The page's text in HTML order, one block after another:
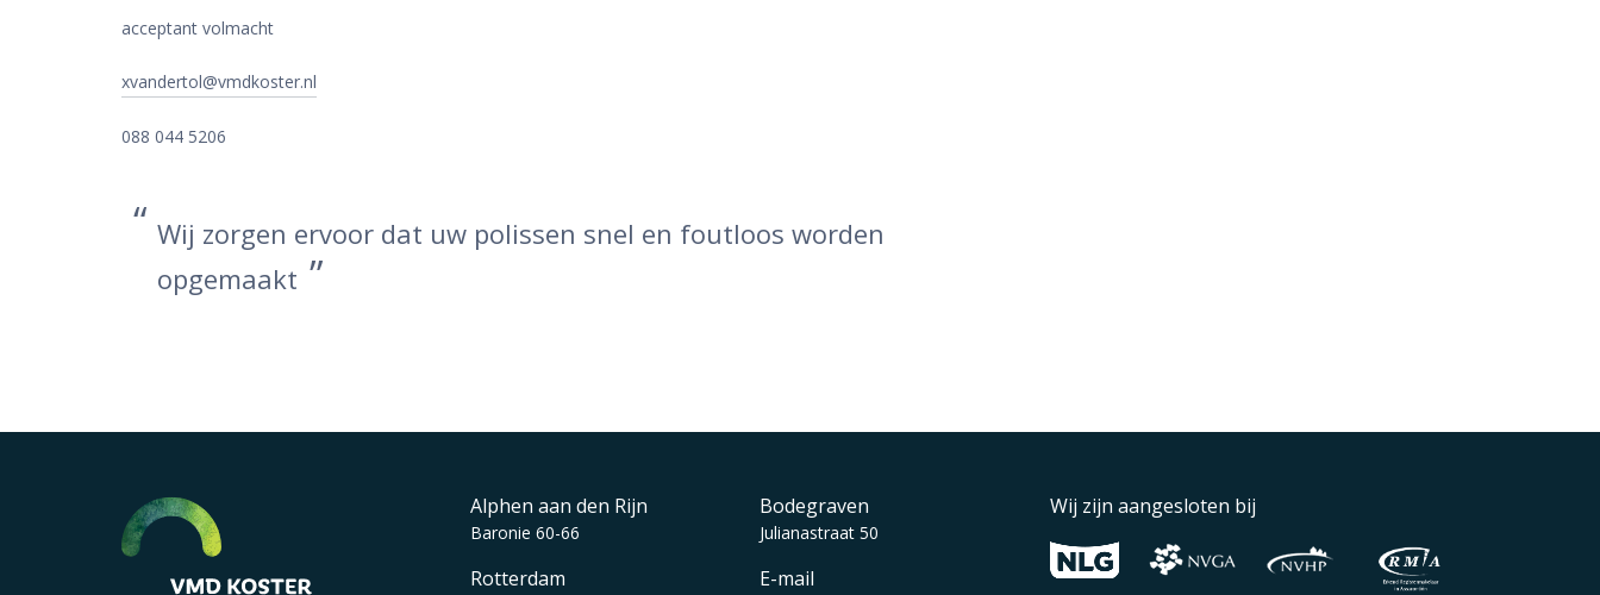
acceptant volmacht
xvandertol@vmdkoster.nl
088 044 5206
Wij zorgen ervoor dat uw polissen snel en foutloos worden
opgemaakt
Alphen aan den Rijn
Baronie 60-66
Rotterdam
Bodegraven
Julianastraat 50
E-mail
Wij zijn aangesloten bij